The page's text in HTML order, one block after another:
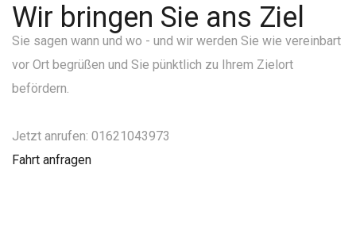
Wir bringen Sie ans Ziel
Sie sagen wann und wo - und wir werden Sie wie vereinbart
vor Ort begrüßen und Sie pünktlich zu Ihrem Zielort
befördern.
Jetzt anrufen: 01621043973
Fahrt anfragen